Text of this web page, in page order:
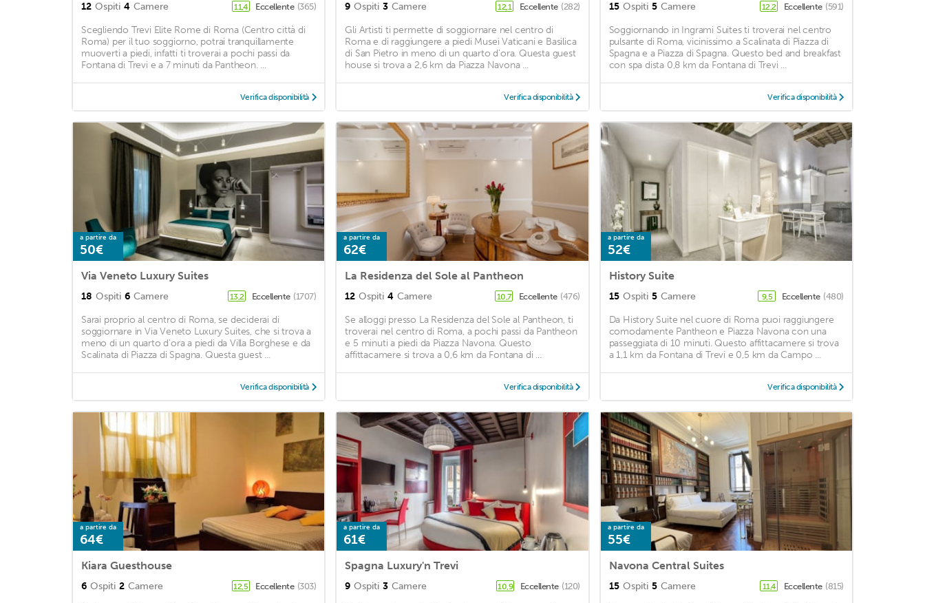
12 Ospiti 4 Camere 11,4 Eccellente (365)
Scegliendo Trevi Elite Rome di Roma (Centro città di
Roma) per il tuo soggiorno, potrai tranquillamente
muoverti a piedi, infatti ti troverai a pochi passi da
Fontana di Trevi e a 7 minuti da Pantheon. ...
Verifica disponibilità
9 Ospiti 3 Camere 12,1 Eccellente (282)
Gli Artisti ti permette di soggiornare nel centro di
Roma e di raggiungere a piedi Musei Vaticani e Basilica
di San Pietro in meno di un quarto d'ora. Questa guest
house si trova a 2,6 km da Piazza Navona ...
Verifica disponibilità
15 Ospiti 5 Camere 12,2 Eccellente (591)
Soggiornando in Ingrami Suites ti troverai nel centro
pulsante di Roma, vicinissimo a Scalinata di Piazza di
Spagna e a Piazza di Spagna. Questo bed and breakfast
con spa dista 0,8 km da Fontana di Trevi ...
Verifica disponibilità
a partire da
50€
Via Veneto Luxury Suites
18 Ospiti 6 Camere 13,2 Eccellente (1707)
Sarai proprio al centro di Roma, se deciderai di
soggiornare in Via Veneto Luxury Suites, che si trova a
meno di un quarto d'ora a piedi da Villa Borghese e da
Scalinata di Piazza di Spagna. Questa guest ...
Verifica disponibilità
a partire da
62€
La Residenza del Sole al Pantheon
12 Ospiti 4 Camere 10,7 Eccellente (476)
Se alloggi presso La Residenza del Sole al Pantheon, ti
troverai nel centro di Roma, a pochi passi da Pantheon
e 5 minuti a piedi da Piazza Navona. Questo
affittacamere si trova a 0,6 km da Fontana di ...
Verifica disponibilità
a partire da
52€
History Suite
15 Ospiti 5 Camere 9,5 Eccellente (480)
Da History Suite nel cuore di Roma puoi raggiungere
comodamente Pantheon e Piazza Navona con una
passeggiata di 10 minuti. Questo affittacamere si trova
a 1,1 km da Fontana di Trevi e 0,5 km da Campo ...
Verifica disponibilità
a partire da
64€
Kiara Guesthouse
6 Ospiti 2 Camere 12,5 Eccellente (303)
a partire da
61€
Spagna Luxury'n Trevi
9 Ospiti 3 Camere 10,9 Eccellente (120)
a partire da
55€
Navona Central Suites
15 Ospiti 5 Camere 11,4 Eccellente (815)